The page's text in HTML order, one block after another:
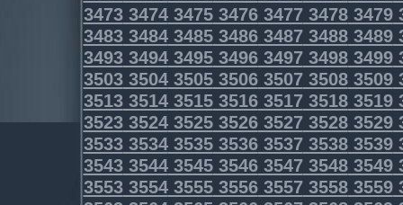
3473347434753476347734783479
3483348434853486348734883489
3493349434953496349734983499
3503350435053506350735083509
3513351435153516351735183519
3523352435253526352735283529
3533353435353536353735383539
3543354435453546354735483549
3553355435553556355735583559